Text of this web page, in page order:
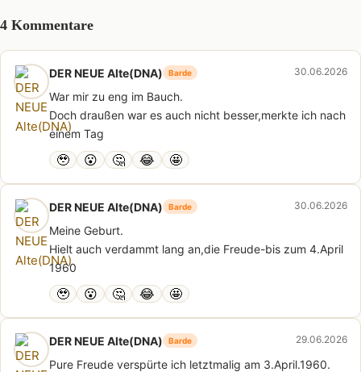
4 Kommentare
DER NEUE Alte(DNA) Barde 30.06.2026
War mir zu eng im Bauch.
Doch draußen war es auch nicht besser,merkte ich nach
einem Tag
🥹 😮 🤔 😂 🤩
DER NEUE Alte(DNA) Barde 30.06.2026
Meine Geburt.
Hielt auch verdammt lang an,die Freude-bis zum 4.April
1960
🥹 😮 🤔 😂 🤩
DER NEUE Alte(DNA) Barde 29.06.2026
Pure Freude verspürte ich letztmalig am 3.April.1960.